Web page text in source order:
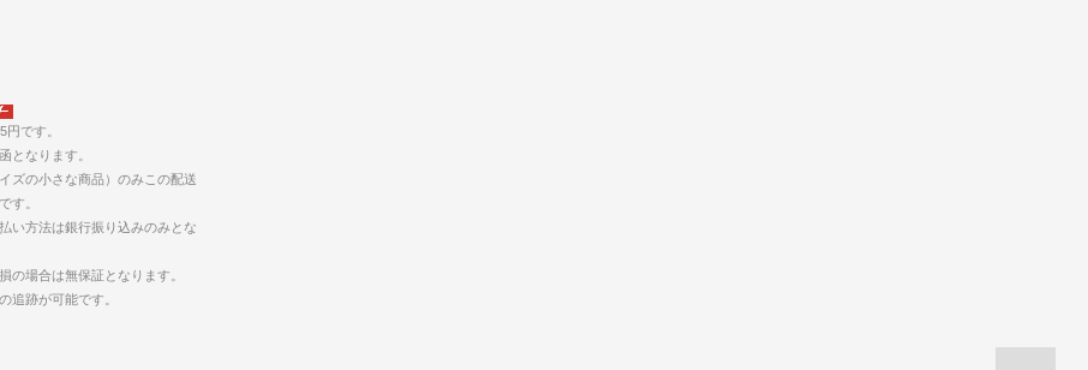
円です。
となります。
ズの小さな商品）のみこの配送
す。
い方法は銀行振り込みのみとな
の場合は無保証となります。
追跡が可能です。